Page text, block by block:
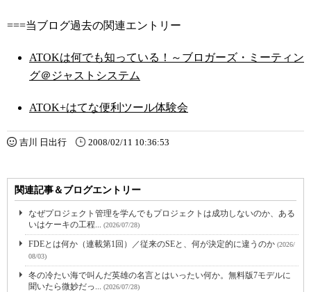
===当ブログ過去の関連エントリー
ATOKは何でも知っている！～ブロガーズ・ミーティン
グ＠ジャストシステム
ATOK+はてな便利ツール体験会
吉川 日出行 2008/02/11 10:36:53
関連記事＆ブログエントリー
なぜプロジェクト管理を学んでもプロジェクトは成功しないのか、ある
いはケーキの工程... (2026/07/28)
FDEとは何か（連載第1回）／従来のSEと、何が決定的に違うのか (2026/
08/03)
冬の冷たい海で叫んだ英雄の名言とはいったい何か。無料版7モデルに
聞いたら微妙だっ... (2026/07/28)